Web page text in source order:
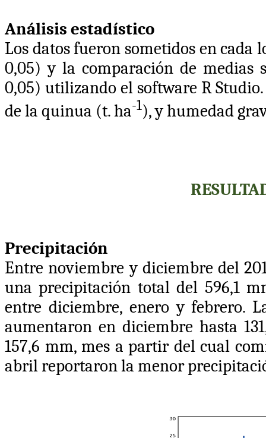
Análisis estadístico
Los datos fueron sometidos en
0,05) y la comparación de medias
0,05) utilizando el software R
de la quinua (t. ha-1), y humedad
Precipitación
Entre noviembre y diciembre del
una precipitación total del 596,1
entre diciembre, enero y febrero.
aumentaron en diciembre hasta
157,6 mm, mes a partir del cual
abril reportaron la menor